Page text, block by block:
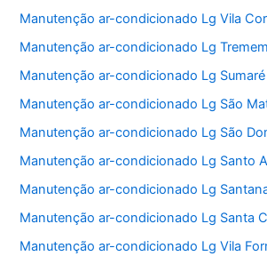
Manutenção ar-condicionado Lg Vila
Manutenção ar-condicionado Lg
Manutenção ar-condicionado Lg Sumaré
Manutenção ar-condicionado Lg São
Manutenção ar-condicionado Lg São
Manutenção ar-condicionado Lg Santo
Manutenção ar-condicionado Lg
Manutenção ar-condicionado Lg Santa
Manutenção ar-condicionado Lg Vila